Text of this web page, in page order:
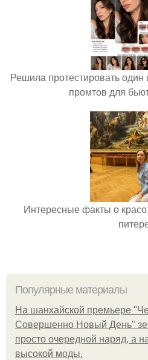
Решила протестировать
промтов для
Интересные факты о
Популярные материалы
На шанхайской премьере
Совершенно Новый День"
просто очередной наряд, а
высокой моды.